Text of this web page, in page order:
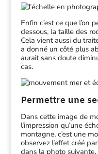
Enfin c’est ce que l’on
dessous, la taille des
Cela vient aussi du
a donné un côté plus
aurait sans doute
cas.
Permettre une
Dans cette image de
l’impression qu’une
montagne, c’est une
observez l’effet créé
dans la photo suivante.